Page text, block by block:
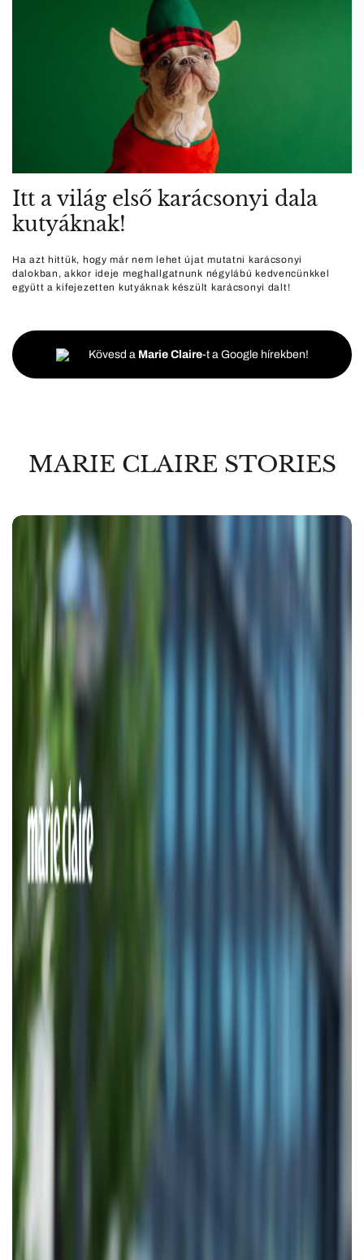
Itt a világ első karácsonyi dala
kutyáknak!
Ha azt hittük, hogy már nem lehet újat mutatni karácsonyi
dalokban, akkor ideje meghallgatnunk négylábú kedvencünkkel
együtt a kifejezetten kutyáknak készült karácsonyi dalt!
Kövesd a Marie Claire-t a Google hírekben!
MARIE CLAIRE STORIES